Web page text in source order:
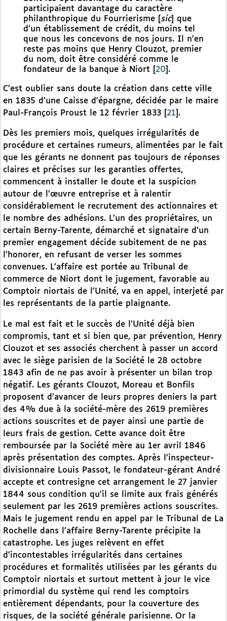
participaient davantage du caractère
philanthropique du Fourrierisme [ sic] que
d’un établissement de crédit, du moins tel
que nous les concevons de nos jours. Il n’en
reste pas moins que Henry Clouzot, premier
du nom, doit être considéré comme le
fondateur de la banque à Niort
20 .
C’est oublier sans doute la création dans cette ville
en 1835 d’une Caisse d’épargne, décidée par le maire
Paul-François Proust le 12 février 1833
21 .
Dès les premiers mois, quelques irrégularités de
procédure et certaines rumeurs, alimentées par le fait
que les gérants ne donnent pas toujours de réponses
claires et précises sur les garanties offertes,
commencent à installer le doute et la suspicion
autour de l’œuvre entreprise et à ralentir
considérablement le recrutement des actionnaires et
le nombre des adhésions. L’un des propriétaires, un
certain Berny-Tarente, démarché et signataire d’un
premier engagement décide subitement de ne pas
l’honorer, en refusant de verser les sommes
convenues. L’affaire est portée au Tribunal de
commerce de Niort dont le jugement, favorable au
Comptoir niortais de l’Unité, va en appel, interjeté par
les représentants de la partie plaignante.
Le mal est fait et le succès de l’Unité déjà bien
compromis, tant et si bien que, par prévention, Henry
Clouzot et ses associés cherchent à passer un accord
avec le siège parisien de la Société le 28 octobre
1843 afin de ne pas avoir à présenter un bilan trop
négatif. Les gérants Clouzot, Moreau et Bonfils
proposent d’avancer de leurs propres deniers la part
des 4% due à la société-mère des 2619 premières
actions souscrites et de payer ainsi une partie de
leurs frais de gestion. Cette avance doit être
remboursée par la Société mère au 1er avril 1846
après présentation des comptes. Après l’inspecteur-
divisionnaire Louis Passot, le fondateur-gérant André
accepte et contresigne cet arrangement le 27 janvier
1844 sous condition qu’il se limite aux frais générés
seulement par les 2619 premières actions souscrites.
Mais le jugement rendu en appel par le Tribunal de La
Rochelle dans l’affaire Berny-Tarente précipite la
catastrophe. Les juges relèvent en effet
d’incontestables irrégularités dans certaines
procédures et formalités utilisées par les gérants du
Comptoir niortais et surtout mettent à jour le vice
primordial du système qui rend les comptoirs
entièrement dépendants, pour la couverture des
risques, de la société générale parisienne. Or la